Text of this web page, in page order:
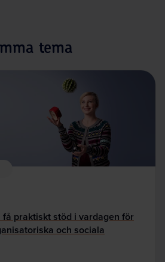
tema
få praktiskt stöd i vardagen för
och sociala